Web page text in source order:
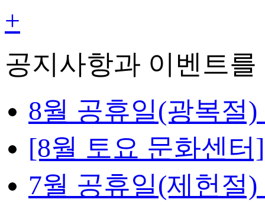
+
공지사항과 이벤트
8월 공휴일(광복절
[8월 토요 문화센
7월 공휴일(제헌절